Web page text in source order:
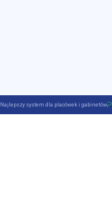
Najlepszy system dla placówek i gabinetów